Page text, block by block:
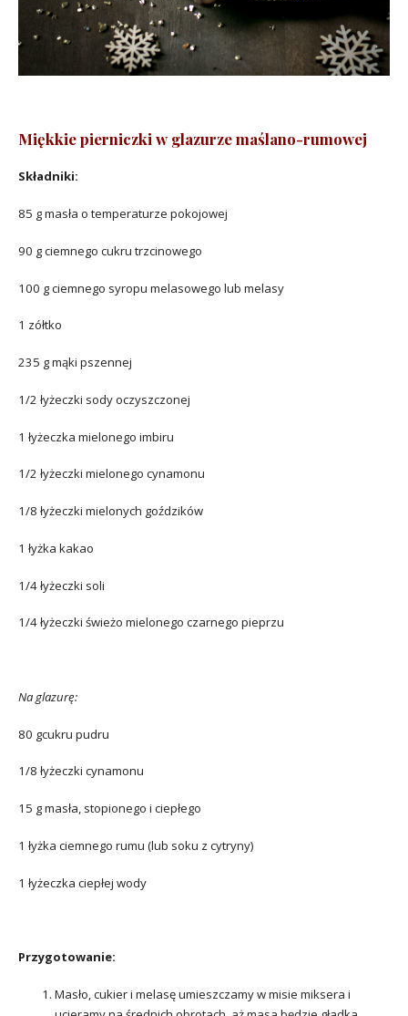
Miękkie pierniczki w glazurze maślano-rumowej
Składniki:
85 g masła o temperaturze pokojowej
90 g ciemnego cukru trzcinowego
100 g ciemnego syropu melasowego lub melasy
1 zółtko
235 g mąki pszennej
1/2 łyżeczki sody oczyszczonej
1 łyżeczka mielonego imbiru
1/2 łyżeczki mielonego cynamonu
1/8 łyżeczki mielonych goździków
1 łyżka kakao
1/4 łyżeczki soli
1/4 łyżeczki świeżo mielonego czarnego pieprzu
Na glazurę:
80 gcukru pudru
1/8 łyżeczki cynamonu
15 g masła, stopionego i ciepłego
1 łyżka ciemnego rumu (lub soku z cytryny)
1 łyżeczka ciepłej wody
Przygotowanie:
Masło, cukier i melasę umieszczamy w misie miksera i